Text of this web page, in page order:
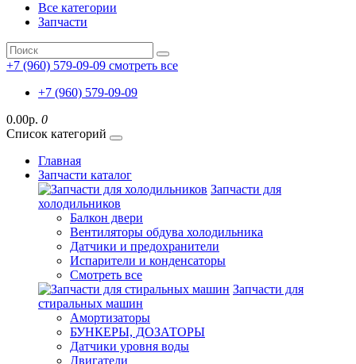
Все категории
Запчасти
+7 (960) 579-09-09 смотреть все
+7 (960) 579-09-09
0.00р. 0
Список категорий
Главная
Запчасти каталог
Запчасти для
холодильников
Балкон двери
Вентиляторы обдува холодильника
Датчики и предохранители
Испарители и конденсаторы
Смотреть все
Запчасти для
стиральных машин
Амортизаторы
БУНКЕРЫ, ДОЗАТОРЫ
Датчики уровня воды
Двигатели